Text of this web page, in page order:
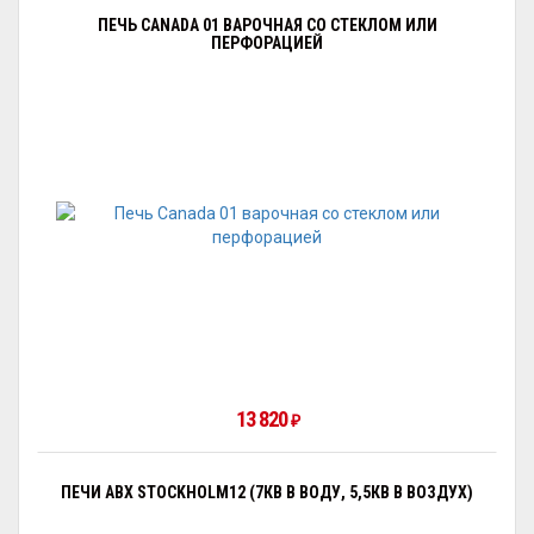
ПЕЧЬ CANADA 01 ВАРОЧНАЯ СО СТЕКЛОМ ИЛИ
ПЕРФОРАЦИЕЙ
13 820₽
ПЕЧИ ABX STOCKHOLM12 (7КВ В ВОДУ, 5,5КВ В ВОЗДУХ)